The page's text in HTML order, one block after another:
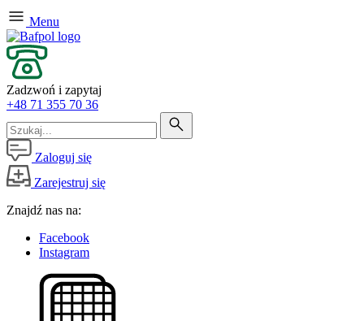
Menu
Zadzwoń i zapytaj
+48 71 355 70 36
Zaloguj się
Zarejestruj się
Znajdź nas na:
Facebook
Instagram